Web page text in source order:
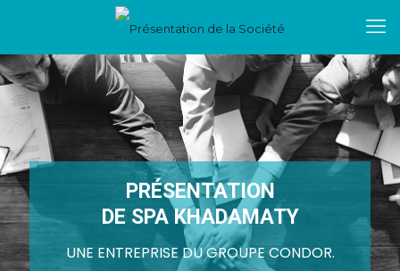
PRÉSENTATION
DE SPA KHADAMATY
UNE ENTREPRISE DU GROUPE CONDOR.